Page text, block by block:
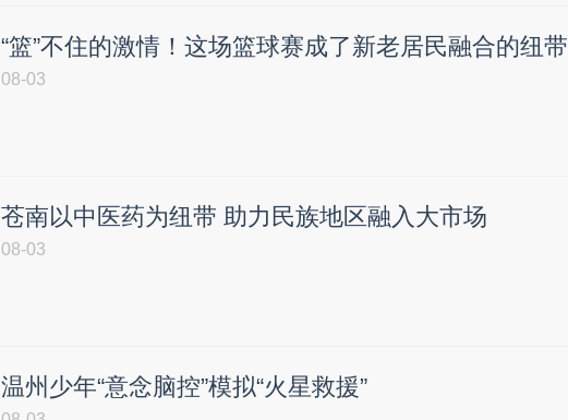
“篮”不住的激情！这场篮球赛成了新老居民融合的纽带
08-03
苍南以中医药为纽带 助力民族地区融入大市场
08-03
温州少年“意念脑控”模拟“火星救援”